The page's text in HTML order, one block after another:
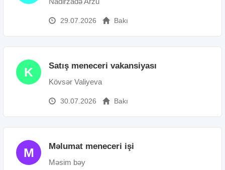
29.07.2026 Bakı
K Satış meneceri vakansiyası
Kövsər Valiyeva
30.07.2026 Bakı
M Məlumat meneceri işi
Məsim bəy